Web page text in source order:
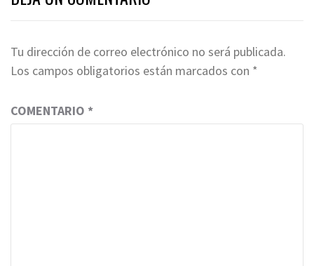
Tu dirección de correo electrónico no será publicada.
Los campos obligatorios están marcados con *
COMENTARIO *